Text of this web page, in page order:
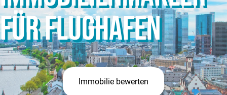
FÜR FLUGHAFEN
Immobilie bewerten